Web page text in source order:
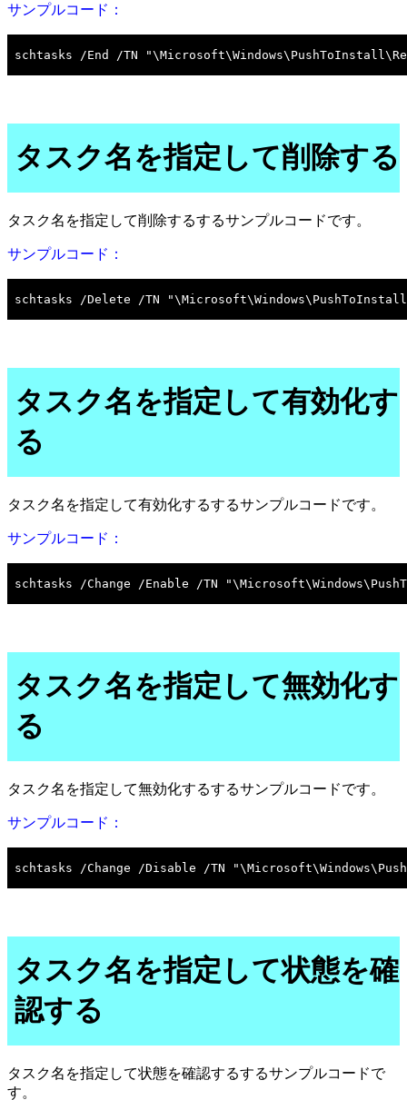
サンプルコード：
タスク名を指定して削除する
タスク名を指定して削除するするサンプルコードです。
サンプルコード：
タスク名を指定して有効化す
る
タスク名を指定して有効化するするサンプルコードです。
サンプルコード：
タスク名を指定して無効化す
る
タスク名を指定して無効化するするサンプルコードです。
サンプルコード：
タスク名を指定して状態を確
認する
タスク名を指定して状態を確認するするサンプルコードで
す。